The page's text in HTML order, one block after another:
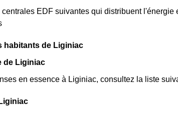
EDF suivantes qui distribuent
habitants de Liginiac
de Liginiac
en essence à Liginiac, consultez la liste